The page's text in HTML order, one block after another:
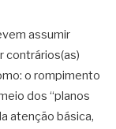
assumir
contrários(as)
o rompimento
dos “planos
atenção básica,